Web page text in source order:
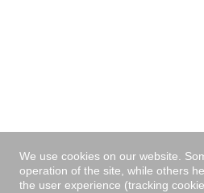
We use cookies on our website.
operation of the site, while others
the user experience (tracking